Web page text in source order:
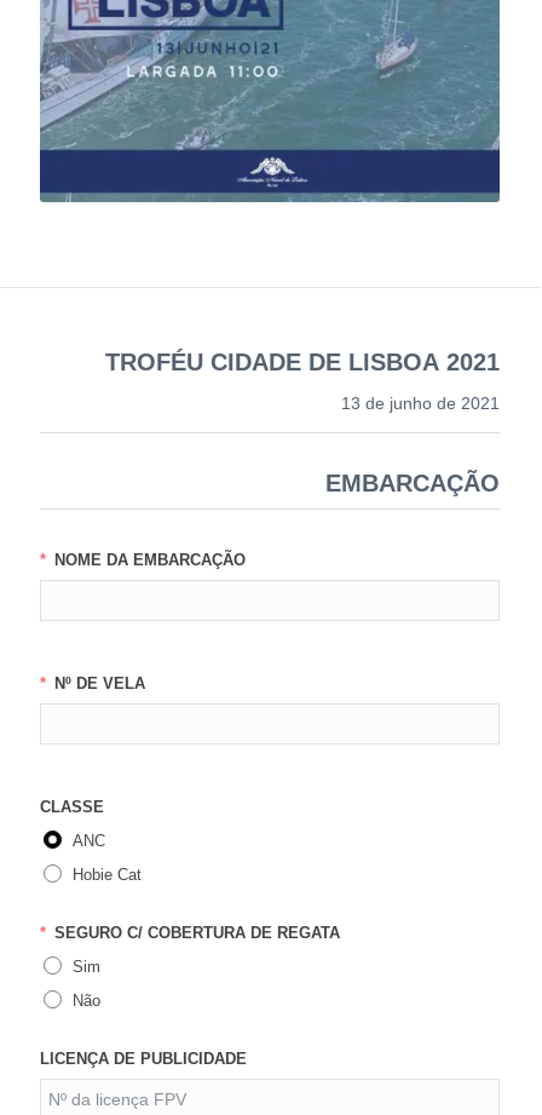
TROFÉU CIDADE DE LISBOA 2021
13 de junho de 2021
EMBARCAÇÃO
NOME DA EMBARCAÇÃO
Nº DE VELA
CLASSE
ANC
Hobie Cat
SEGURO C/ COBERTURA DE REGATA
Sim
Não
LICENÇA DE PUBLICIDADE